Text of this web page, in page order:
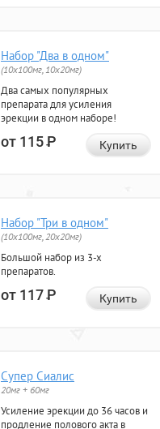
Набор "Два в одном"
(10x100мг, 10x20мг)
Два самых популярных
препарата для усиления
эрекции в одном наборе!
от 115Р Купить
Набор "Три в одном"
(10x100мг, 20x20мг)
Большой набор из 3-х
препаратов.
от 117Р Купить
Супер Сиалис
20мг + 60мг
Усиление эрекции до 36 часов и
продление полового акта в